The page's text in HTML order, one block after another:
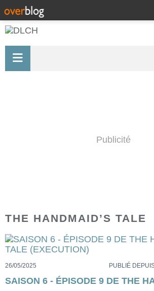
Publicité
THE HANDMAID’S TALE
26/05/2025 PUBLIÉ